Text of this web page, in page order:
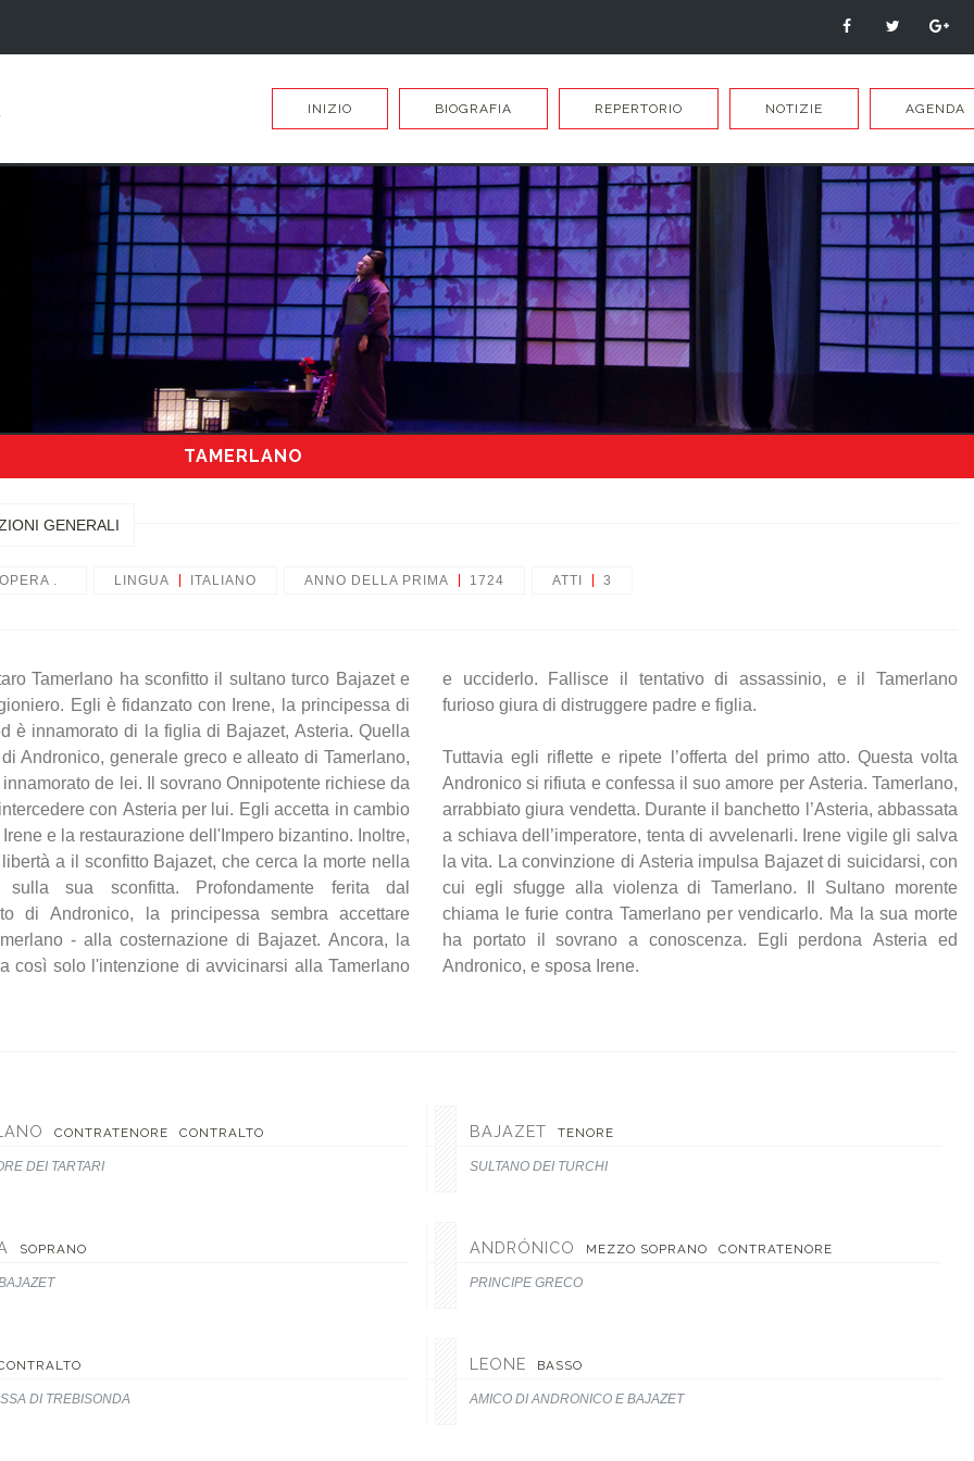
INIZIO BIOGRAFIA REPERTORIO NOTIZIE AGENDA
TAMERLANO
GENERALI
OPERA . LINGUA ITALIANO ANNO DELLA PRIMA 1724 ATTI 3
Tamerlano ha sconfitto il sultano turco Bajazet e
Egli è fidanzato con Irene, la principessa di
è innamorato di la figlia di Bajazet, Asteria. Quella
Andronico, generale greco e alleato di Tamerlano,
de lei. Il sovrano Onnipotente richiese da
con Asteria per lui. Egli accetta in cambio
e la restaurazione dell'Impero bizantino. Inoltre,
a il sconfitto Bajazet, che cerca la morte nella
sulla sua sconfitta. Profondamente ferita dal
di Andronico, la principessa sembra accettare
- alla costernazione di Bajazet. Ancora, la
così solo l'intenzione di avvicinarsi alla Tamerlano
Fallisce il tentativo di assassinio, e il Tamerlano
furioso giura di distruggere padre e figlia.
Tuttavia egli riflette e ripete l’offerta del primo atto. Questa volta
Andronico si rifiuta e confessa il suo amore per Asteria. Tamerlano,
arrabbiato giura vendetta. Durante il banchetto l’Asteria, abbassata
a schiava dell’imperatore, tenta di avvelenarli. Irene vigile gli salva
la vita. La convinzione di Asteria impulsa Bajazet di suicidarsi, con
cui egli sfugge alla violenza di Tamerlano. Il Sultano morente
chiama le furie contra Tamerlano per vendicarlo. Ma la sua morte
ha portato il sovrano a conoscenza. Egli perdona Asteria ed
Andronico, e sposa Irene.
CONTRATENORE CONTRALTO
DEI TARTARI
BAJAZET TENORE
SULTANO DEI TURCHI
SOPRANO ANDRÓNICO MEZZO SOPRANO CONTRATENORE
PRINCIPE GRECO
DI TREBISONDA
LEONE BASSO
AMICO DI ANDRONICO E BAJAZET